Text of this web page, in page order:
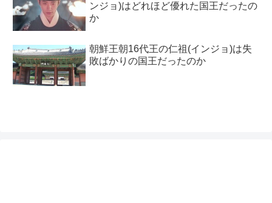
ンジョ)はどれほど優れた国王だったの
か
朝鮮王朝16代王の仁祖(インジョ)は失
敗ばかりの国王だったのか